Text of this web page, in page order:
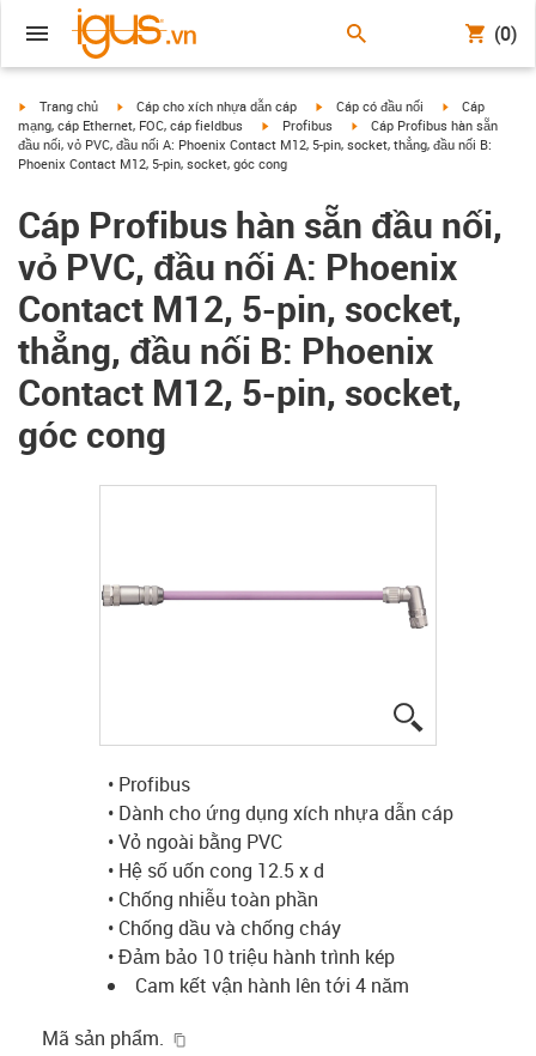
(0)
igus-icon-arrow-right
Trang chủ igus-icon-arrow-right
Cáp cho xích nhựa dẫn cáp igus-icon-arrow-right
Cáp có đầu nối igus-icon-
Cáp
mạng, cáp Ethernet, FOC, cáp fieldbus
igus-icon-arrow-right
Profibus igus-icon-arrow-right
Cáp Profibus hàn sẵn
đầu nối, vỏ PVC, đầu nối A: Phoenix Contact M12, 5-pin, socket, thẳng, đầu nối B:
Phoenix Contact M12, 5-pin, socket, góc cong
Cáp Profibus hàn sẵn đầu nối,
vỏ PVC, đầu nối A: Phoenix
Contact M12, 5-pin, socket,
thẳng, đầu nối B: Phoenix
Contact M12, 5-pin, socket,
góc cong
• Profibus
• Dành cho ứng dụng xích nhựa dẫn cáp
• Vỏ ngoài bằng PVC
• Hệ số uốn cong 12.5 x d
• Chống nhiễu toàn phần
• Chống dầu và chống cháy
• Đảm bảo 10 triệu hành trình kép
Cam kết vận hành lên tới 4 năm
Mã sản phẩm.